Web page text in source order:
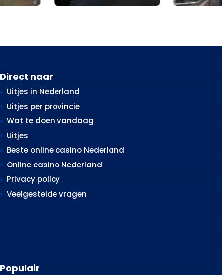
Direct naar
Uitjes in Nederland
Uitjes per provincie
Wat te doen vandaag
Uitjes
Beste online casino Nederland
Online casino Nederland
Privacy policy
Veelgestelde vragen
Populair